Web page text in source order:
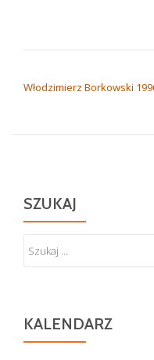
Włodzimierz Borkowski
SZUKAJ
KALENDARZ